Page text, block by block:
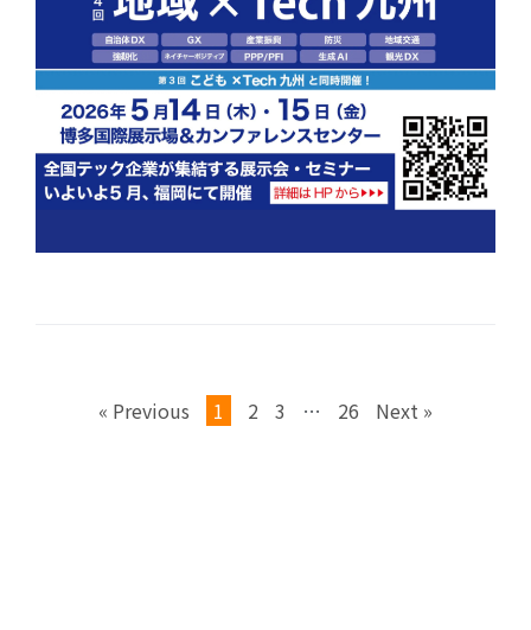
« Previous 1 2 3 … 26 Next »